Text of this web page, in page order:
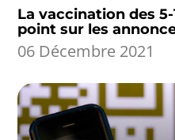
La vaccination des
point sur les
06 Décembre 2021